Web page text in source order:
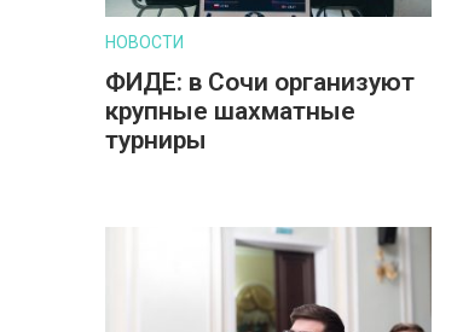
НОВОСТИ
ФИДЕ: в Сочи организуют
крупные шахматные
турниры